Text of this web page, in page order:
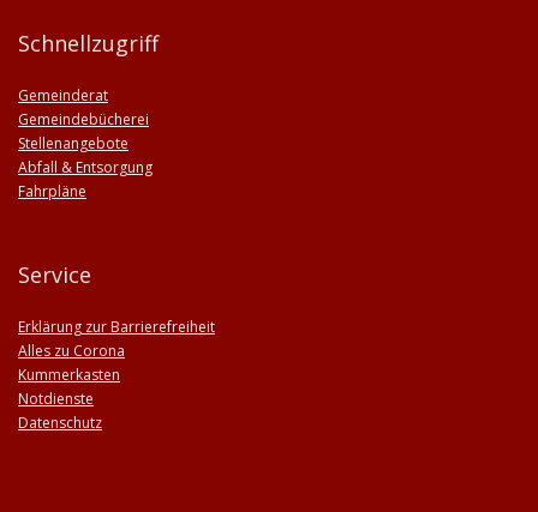
Schnellzugriff
Gemeinderat
Gemeindebücherei
Stellenangebote
Abfall & Entsorgung
Fahrpläne
Service
Erklärung zur Barrierefreiheit
Alles zu Corona
Kummerkasten
Notdienste
Datenschutz